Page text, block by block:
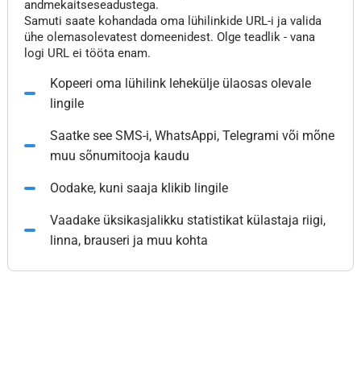
andmekaitseseadustega.
Samuti saate kohandada oma lühilinkide URL-i ja valida
ühe olemasolevatest domeenidest. Olge teadlik - vana
logi URL ei tööta enam.
Kopeeri oma lühilink lehekülje ülaosas olevale
lingile
Saatke see SMS-i, WhatsAppi, Telegrami või mõne
muu sõnumitooja kaudu
Oodake, kuni saaja klikib lingile
Vaadake üksikasjalikku statistikat külastaja riigi,
linna, brauseri ja muu kohta